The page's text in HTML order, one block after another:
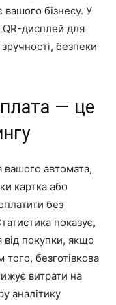
вашого бізнесу. У
QR-дисплей для
безпеки
— це
вашого автомата,
картка або
без
показує,
покупки, якщо
безготівкова
витрати на
аналітику